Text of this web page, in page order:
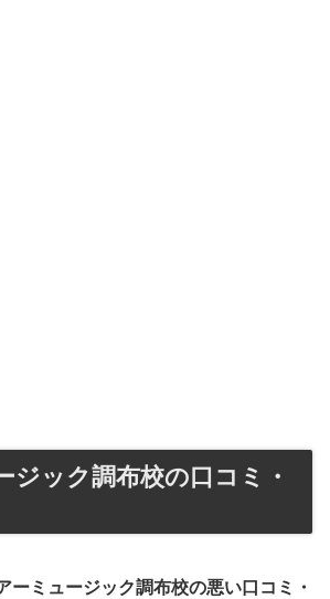
ジック調布校の口コミ・
ーミュージック調布校の悪い口コミ・